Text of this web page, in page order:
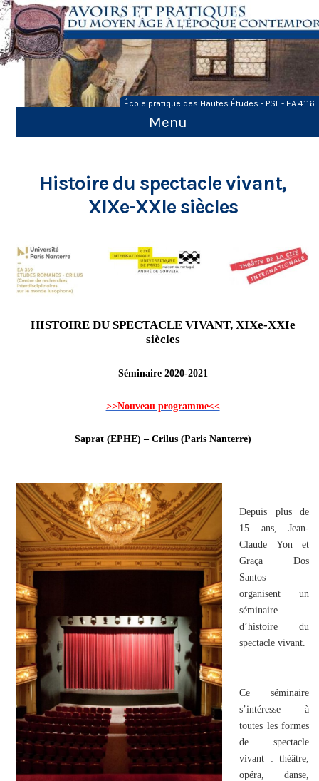
Skip
to
content
École pratique des Hautes Études - PSL - EA 4116
Menu
Histoire du spectacle vivant,
XIXe-XXIe siècles
HISTOIRE DU SPECTACLE VIVANT, XIXe-XXIe
siècles
Séminaire 2020-2021
>>Nouveau programme<<
Saprat (EPHE) – Crilus (Paris Nanterre)
Depuis plus de
15 ans, Jean-
Claude Yon et
Graça Dos
Santos
organisent un
séminaire
d’histoire du
spectacle vivant.
Ce séminaire
s’intéresse à
toutes les formes
de spectacle
vivant : théâtre,
opéra, danse,